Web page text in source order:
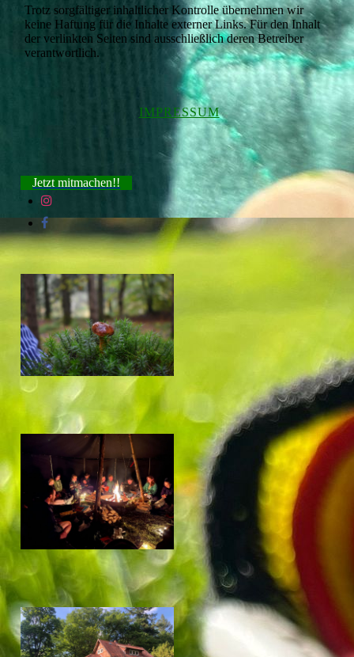
Trotz sorgfältiger inhaltlicher Kontrolle übernehmen wir
keine Haftung für die Inhalte externer Links. Für den Inhalt
der verlinkten Seiten sind ausschließlich deren Betreiber
verantwortlich.
IMPRESSUM
Jetzt mitmachen!!